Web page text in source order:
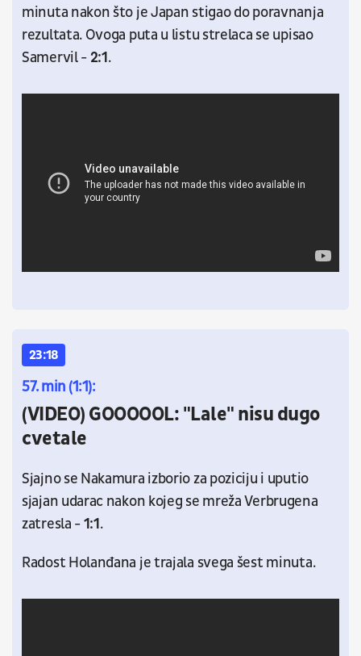
minuta nakon što je Japan stigao do poravnanja
rezultata. Ovoga puta u listu strelaca se upisao
Samervil - 2:1.
23:18
57. min (1:1):
(VIDEO) GOOOOOL: "Lale" nisu dugo
cvetale
Sjajno se Nakamura izborio za poziciju i uputio
sjajan udarac nakon kojeg se mreža Verbrugena
zatresla -1:1.
Radost Holanđana je trajala svega šest minuta.